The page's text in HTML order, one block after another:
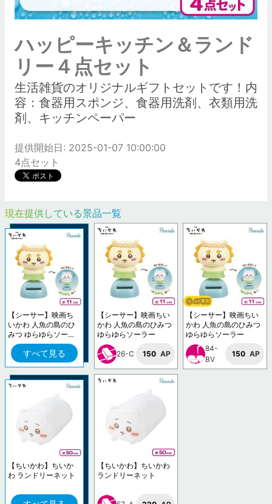
ハッピーキッチン＆ランド
リー４点セット
生活雑貨のオリジナルギフトセットです！内
容：食器用スポンジ、食器用洗剤、衣類用洗
剤、キッチンペーパー
提供開始日: 2025-01-07 10:00:00
4点セット
現在提供している景品一覧
【シーサー】映画ち
いかわ 人魚の島のひ
みつ ゆらゆらソーラ
ー
すべて見る
【シーサー】映画ちい
かわ 人魚の島のひみつ
ゆらゆらソーラー
26-C 150 AP
【シーサー】映画ちい
かわ 人魚の島のひみつ
ゆらゆらソーラー
84-
BV
150 AP
【ちいかわ】ちいか
わ ランドリーネット
【ちいかわ】ちいかわ
ランドリーネット